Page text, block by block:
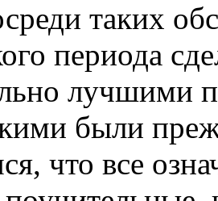
таких
периода
лучшими
были
что все